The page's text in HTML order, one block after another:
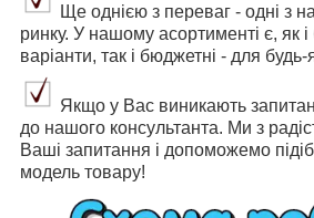
Ще однією з переваг - одні з
ринку. У нашому асортименті є, як і
варіанти, так і бюджетні - для
Якщо у Вас виникають
до нашого консультанта. Ми з
Ваші запитання і допоможемо
модель товару!